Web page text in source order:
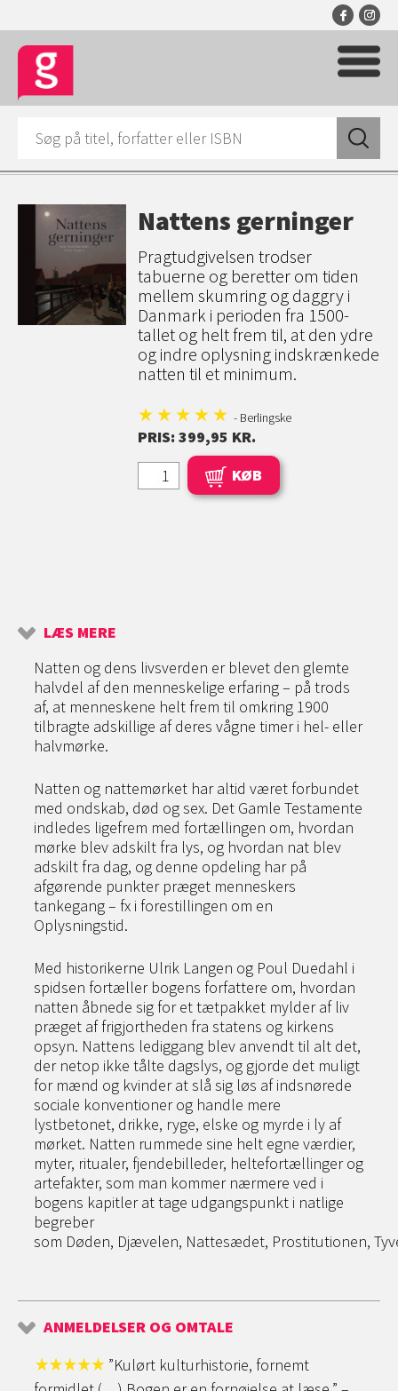
Nattens gerninger
Pragtudgivelsen trodser
tabuerne og beretter om tiden
mellem skumring og daggry i
Danmark i perioden fra 1500-
tallet og helt frem til, at den ydre
og indre oplysning indskrænkede
natten til et minimum.
- Berlingske
PRIS: 399,95 KR.
KØB
LÆS MERE
Natten og dens livsverden er blevet den glemte
halvdel af den menneskelige erfaring – på trods
af, at menneskene helt frem til omkring 1900
tilbragte adskillige af deres vågne timer i hel- eller
halvmørke.
Natten og nattemørket har altid været forbundet
med ondskab, død og sex. Det Gamle Testamente
indledes ligefrem med fortællingen om, hvordan
mørke blev adskilt fra lys, og hvordan nat blev
adskilt fra dag, og denne opdeling har på
afgørende punkter præget menneskers
tankegang – fx i forestillingen om en
Oplysningstid.
Med historikerne Ulrik Langen og Poul Duedahl i
spidsen fortæller bogens forfattere om, hvordan
natten åbnede sig for et tætpakket mylder af liv
præget af frigjortheden fra statens og kirkens
opsyn. Nattens lediggang blev anvendt til alt det,
der netop ikke tålte dagslys, og gjorde det muligt
for mænd og kvinder at slå sig løs af indsnørede
sociale konventioner og handle mere
lystbetonet, drikke, ryge, elske og myrde i ly af
mørket. Natten rummede sine helt egne værdier,
myter, ritualer, fjendebilleder, heltefortællinger og
artefakter, som man kommer nærmere ved i
bogens kapitler at tage udgangspunkt i natlige
begreber
som Døden, Djævelen, Nattesædet, Prostitutionen,
ANMELDELSER OG OMTALE
”Kulørt kulturhistorie, fornemt